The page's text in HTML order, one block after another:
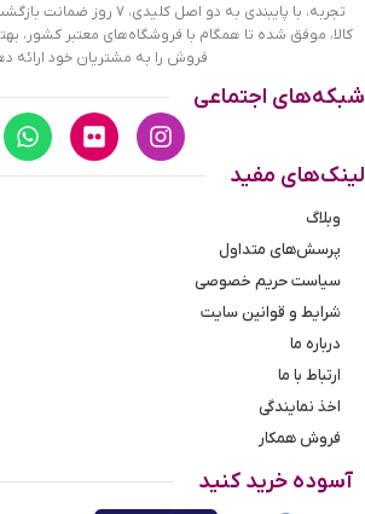
قیمت ساعت تی ان جین مردانه لاستیکی در
بازار، اقتصادی و مناسب است. قیمت ساعت تی
کیفیت بالای آن و داشتن موتور ژاپنی اصل و
گران نیست و در دسته ساعت‌های مقرون
پس هنگام خرید ساعت رومیزی توجه داشته
در تعیین قیمت این ساعت موثر است:
اورجینال بودن
داشتن کارت گارانتی
خرید عمده ساعت را برای شما فراهم کرده است.
مدل‌های مختلف ساعت را در سایت ببینید و از
مچیمردانه و زنانه و بچه‌گانه، مدل‌های مورد
کنید. اگر قصد خرید عمده ساعت رومیزی را
موجود در سایت تماس بگیرید و از تخفیفات
بهره‌مند شوید.
تجربه، با پایبندی به دو اصل
کالا، موفق شده تا همگام با فروشگاه‌های معتبر کشور،
فروش را به مشتریان خود ارائه
شبکه‌های اجتماعی
لینک‌های مفید
وبلاگ
پرسش‌های متداول
سیاست حریم خصوصی
شرایط و قوانین سایت
درباره ما
ارتباط با ما
اخذ نمایندگی
فروش همکار
آسوده خرید کنید